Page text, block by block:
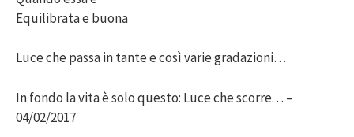
Equilibrata e buona
Luce che passa in tante e così varie gradazioni…
In fondo la vita è solo questo: Luce che scorre. . . –
04/02/2017